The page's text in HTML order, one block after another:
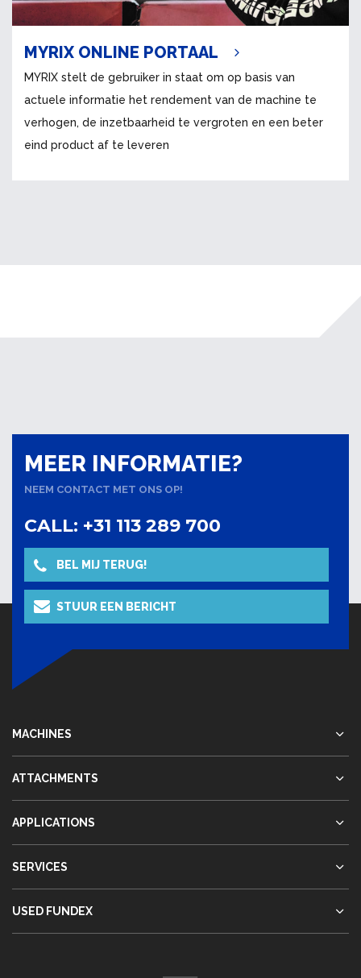
MYRIX ONLINE PORTAAL
MYRIX stelt de gebruiker in staat om op basis van
actuele informatie het rendement van de machine te
verhogen, de inzetbaarheid te vergroten en een beter
eind product af te leveren
MEER INFORMATIE?
NEEM CONTACT MET ONS OP!
CALL: +31 113 289 700
BEL MIJ TERUG!
STUUR EEN BERICHT
MACHINES
ATTACHMENTS
APPLICATIONS
SERVICES
USED FUNDEX